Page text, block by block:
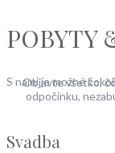
POBYTY
S nami je možné
Objavte všetko,
odpočinku,
Svadba